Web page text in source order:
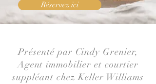
Réservez ici
Présenté par Cindy Grenier,
Agent immobilier et courtier
suppléant chez Keller Williams